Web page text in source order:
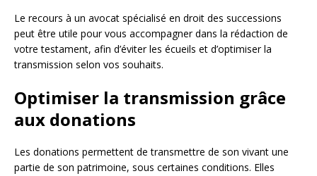
Le recours à un avocat spécialisé en droit des successions
peut être utile pour vous accompagner dans la rédaction de
votre testament, afin d’éviter les écueils et d’optimiser la
transmission selon vos souhaits.
Optimiser la transmission grâce
aux donations
Les donations permettent de transmettre de son vivant une
partie de son patrimoine, sous certaines conditions. Elles